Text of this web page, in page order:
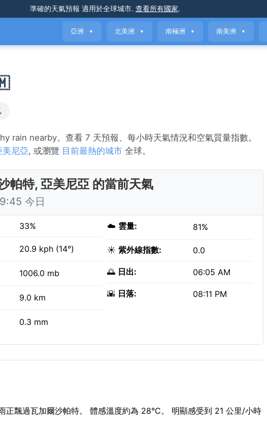
準確的天氣預報 適用於全球城市. 查看所有國家.
亞洲 ▼ 北美洲 ▼ 南極洲 ▼ 南美洲 ▼
rain nearby。查看 7 天預報、每小時天氣情況和空氣質量指數。
美尼亞, 或瀏覽 目前最熱的城市 全球。
帕特, 亞美尼亞 的當前天氣
今日
33%
20.9 kph (14°)
1006.0 mb
9.0 km
0.3 mm
☁️ 雲量: 81%
☀️ 紫外線指數: 0.0
🌅 日出: 06:05 AM
🌇 日落: 08:11 PM
正飄過瓦加爾沙帕特。 體感溫度約為 28°C。 明顯感受到 21 公里/小時